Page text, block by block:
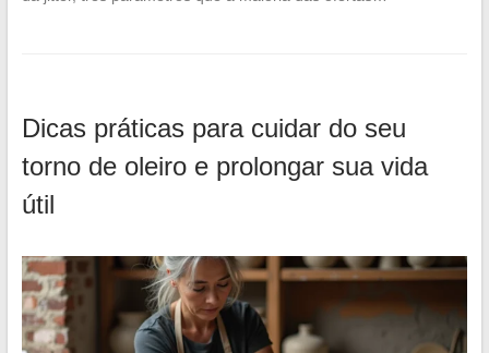
Dicas práticas para cuidar do seu
torno de oleiro e prolongar sua vida
útil